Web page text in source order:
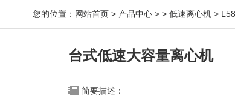
您的位置： 网站首页 > 产品中心 > > 低速离心机 >
台式低速大容量离心机
简要描述：